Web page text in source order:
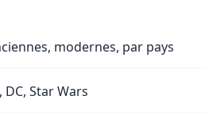
modernes, par pays
Star Wars